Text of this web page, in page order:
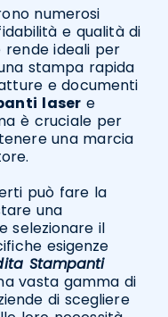
numerosi
e qualità di
rende ideali per
stampa rapida
e documenti
lasere
è cruciale per
una marcia
può fare la
una
selezionare il
esigenze
Stampanti
vasta gamma di
di scegliere